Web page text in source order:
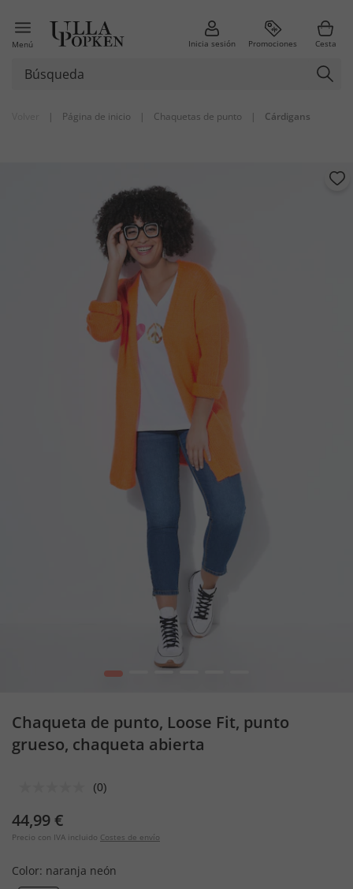
Menú Inicia sesión Promociones Cesta
| Página de inicio | Chaquetas de punto | Cárdigans
1
Chaqueta de punto, Loose Fit, punto
grueso, chaqueta abierta
(0)
44,99 €
Precio con IVA incluido Costes de envío
Color: naranja neón